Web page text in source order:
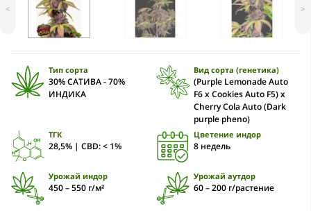
< >
Тип сорта
30% САТИВА - 70%
ИНДИКА
Вид сорта (генетика)
(Purple Lemonade Auto
F6 x Cookies Auto F5) x
Cherry Cola Auto (Dark
purple pheno)
ТГК
28,5% | CBD: < 1%
Цветение индор
8 недель
Урожай индор
450 – 550 г/м²
Урожай аутдор
60 – 200 г/растение